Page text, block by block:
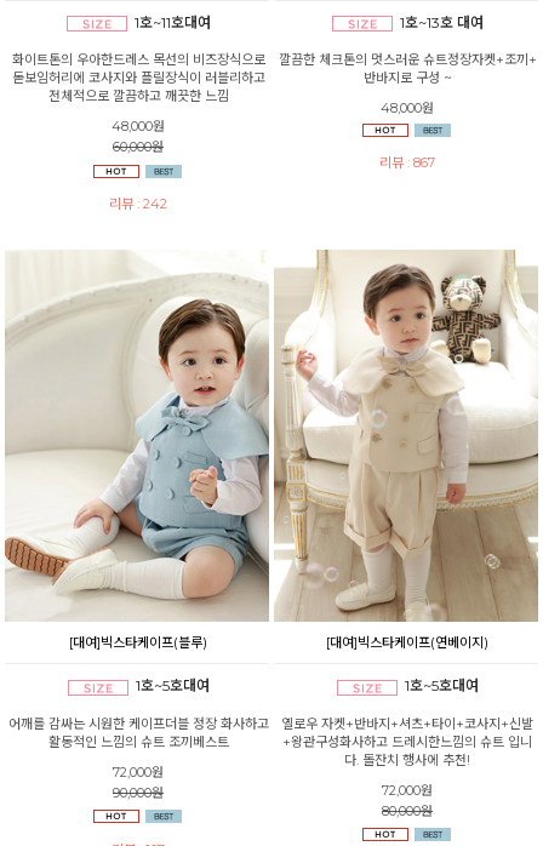
1호~11호대여
화이트톤의 우아한드레스 목선의 비즈장식으로
돋보임허리에 코사지와 플릴장식이 러블리하고
전체적으로 깔끔하고 깨끗한 느낌
48,000원
60,000원
리뷰 : 242
1호~13호 대여
깔끔한 체크톤의 멋스러운 슈트정장자켓+조끼+
반바지로 구성 ~
48,000원
리뷰 : 867
[대여]빅스타케이프(블루)
1호~5호대여
어깨를 감싸는 시원한 케이프더블 정장 화사하고
활동적인 느낌의 슈트 조끼베스트
72,000원
90,000원
[대여]빅스타케이프(연베이지)
1호~5호대여
옐로우 자켓+반바지+셔츠+타이+코사지+신발
+왕관구성화사하고 드레시한느낌의 슈트 입니
다. 돌잔치 행사에 추천!
72,000원
80,000원